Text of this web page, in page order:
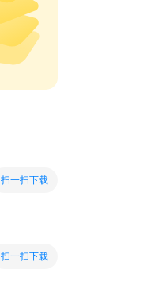
扫一扫下载
扫一扫下载